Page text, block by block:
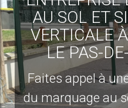
AU SOL ET
VERTICALE
LE PAS-
Faites appel à
du marquage au